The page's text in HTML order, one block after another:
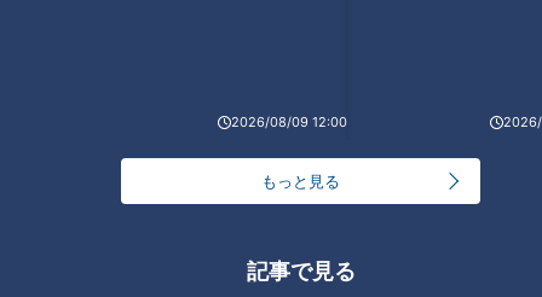
2026/08/09 12:00
もっと見る
記事で見る
「愛知・岐阜・三重の今行くべきパン屋さん」第10位タイは、
獲得した「バゲット」。モチモチ食感の丸くてやわらかい「ブ